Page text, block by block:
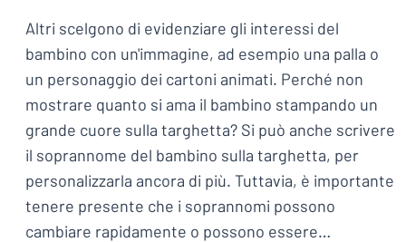
Altri scelgono di evidenziare gli interessi del
bambino con un'immagine, ad esempio una palla o
un personaggio dei cartoni animati. Perché non
mostrare quanto si ama il bambino stampando un
grande cuore sulla targhetta? Si può anche scrivere
il soprannome del bambino sulla targhetta, per
personalizzarla ancora di più. Tuttavia, è importante
tenere presente che i soprannomi possono
cambiare rapidamente o possono essere